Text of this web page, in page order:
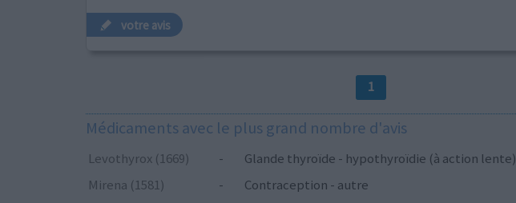
votre avis
1
Médicaments avec le plus grand nombre d'avis
Levothyrox (1669) -
Glande thyroïde - hypothyroïdie (à action lente)
Mirena (1581)
-
Contraception - autre